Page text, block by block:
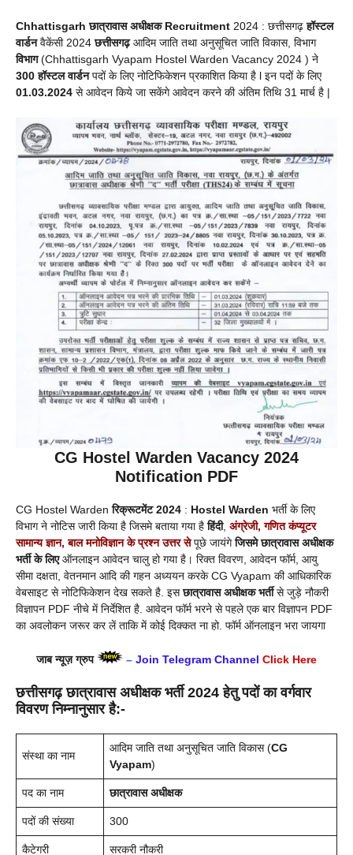
Chhattisgarh छात्रावास अधीक्षक Recruitment 2024 : छत्तीसगढ़हॉस्टल
वार्डनवैकेंसी 2024छत्तीसगढ़आदिम जाति तथा अनुसूचित जाति विकास, विभाग
विभाग(Chhattisgarh Vyapam Hostel Warden Vacancy 2024 ) ने
300हॉस्टल वार्डनपदों के लिए नोटिफिकेशन प्रकाशित किया है l इन पदों के लिए
01.03.2024 से आवेदन किये जा सकेंगे आवेदन करने की अंतिम तिथि 31 मार्च है |
CG Hostel Warden Vacancy 2024
Notification PDF
CG Hostel Wardenरिक्रूटमेंट 2024 : Hostel Warden भर्ती के लिए
विभाग ने नोटिस जारी किया है जिसमे बताया गया हैहिंदी, अंग्रेजी, गणितकंप्यूटर
सामान्य ज्ञान, बाल मनोविज्ञान के प्रश्न उत्तर सेपूछे जायंगेजिसमे छात्रावास अधीक्षक
भर्ती के लिएऑनलाइन आवेदन चालु हो गया है। रिक्त विवरण, आवेदन फॉर्म, आयु
सीमा दक्षता, वेतनमान आदि की गहन अध्ययन करके CG Vyapam की आधिकारिक
वेबसाइट से नोटिफिकेशन देख सकते है. इसछात्रावास अधीक्षक भर्तीसे जुड़े नौकरी
विज्ञापन PDF नीचे में निर्देशित है. आवेदन फॉर्म भरने से पहले एक बार विज्ञापन PDF
का अवलोकन जरूर कर लें ताकि में कोई दिक्कत ना हो. फॉर्म ऑनलाइन भरा जायगा
जाब न्यूज़ ग्रुप – Join Telegram Channel Click Here
छत्तीसगढ़छात्रावास अधीक्षक भर्ती 2024 हेतु पदों का वर्गवार
विवरण निम्नानुसार है:-
संस्था का नाम
आदिम जाति तथा अनुसूचित जाति विकास (CG
Vyapam)
पद का नाम छात्रावास अधीक्षक
पदों की संख्या 300
कैटेगरी सरकरी नौकरी